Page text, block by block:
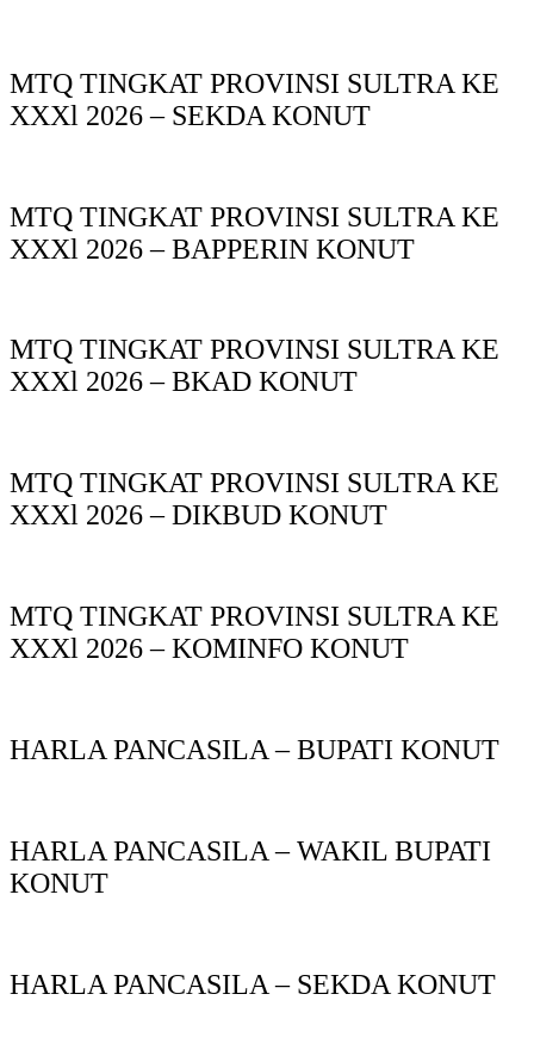
MTQ TINGKAT PROVINSI SULTRA KE
XXXl 2026 – SEKDA KONUT
MTQ TINGKAT PROVINSI SULTRA KE
XXXl 2026 – BAPPERIN KONUT
MTQ TINGKAT PROVINSI SULTRA KE
XXXl 2026 – BKAD KONUT
MTQ TINGKAT PROVINSI SULTRA KE
XXXl 2026 – DIKBUD KONUT
MTQ TINGKAT PROVINSI SULTRA KE
XXXl 2026 – KOMINFO KONUT
HARLA PANCASILA – BUPATI KONUT
HARLA PANCASILA – WAKIL BUPATI
KONUT
HARLA PANCASILA – SEKDA KONUT